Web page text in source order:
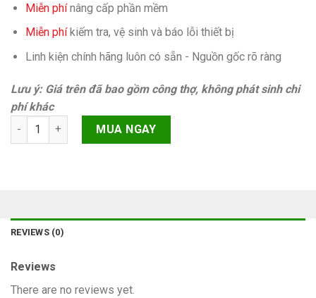
Miễn phínâng cấp phần mềm
Miễn phíkiếm tra, vệ sinh và báo lỗi thiết bị
Linh kiện chính hãng luôn có sẵn - Nguồn gốc rõ ràng
Lưu ý: Giá trên đã bao gồm công thợ, không phát sinh chi
phí khác
At&t clean imei iPhone 7 Plus Chính hãng quantity
MUA NGAY
REVIEWS (0)
Reviews
There are no reviews yet.